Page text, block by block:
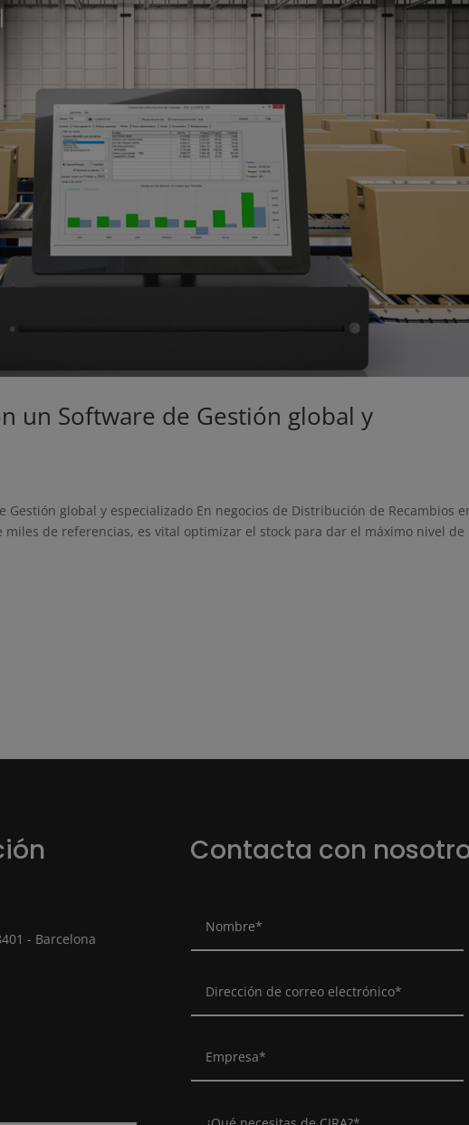
un Software de Gestión global y
Gestión global y especializado En negocios de Distribución de Recambios
de referencias, es vital optimizar el stock para dar el máximo nivel de
- Barcelona
Contacta con